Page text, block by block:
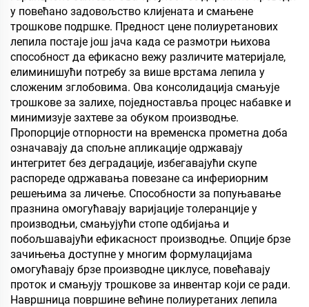
у повећано задовољство клијената и смањене
трошкове подршке. Предност цене полиуретанових
лепила постаје још јача када се размотри њихова
способност да ефикасно вежу различите материјале,
елиминишући потребу за више врстама лепила у
сложеним зглобовима. Ова консолидација смањује
трошкове за залихе, поједноставља процес набавке и
минимизује захтеве за обуком производње.
Пропорције отпорности на временска прометна доба
означавају да спољне апликације одржавају
интегритет без деградације, избегавајући скупе
распореде одржавања повезане са инфериорним
решењима за личење. Способности за попуњавање
празнина омогућавају варијације толеранције у
производњи, смањујући стопе одбијања и
побољшавајући ефикасност производње. Опције брзе
зачињења доступне у многим формулацијама
омогућавају брзе производне циклусе, повећавају
проток и смањују трошкове за инвентар који се ради.
Навршница површине већине полиуретаних лепила